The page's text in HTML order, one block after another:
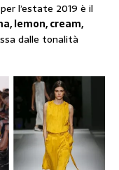
l’estate 2019 è il
lemon, cream,
dalle tonalità